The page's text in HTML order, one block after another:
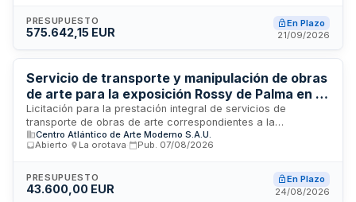
reparación y mantenimiento de estructuras de mampostería,
revestimientos y elementos constructivos. El importe del
estado de publicación, siendo accesible a empresas
constructoras y servicios especializados en mantenimiento
de obras civiles portuarias.
PRESUPUESTO
575.642,15 EUR
En Plazo
21/09/2026
Servicio de transporte y manipulación de obras
de arte para la exposición Rossy de Palma en el
Centro Atlántico de Arte Moderno
Licitación para la prestación integral de servicios de
transporte de obras de arte correspondientes a la
exposición temporal «Rossy de Palma. Alcanzar la orilla». El
servicio abarca manipulación, embalaje, carga, descarga,
trámites aduanales necesarios para el traslado desde los
domicilios de los prestadores hasta la sede del Centro
Centro Atlántico de Arte Moderno S.A.U.
Abierto
La orotava Pub. 07/08/2026
PRESUPUESTO
43.600,00 EUR
En Plazo
24/08/2026